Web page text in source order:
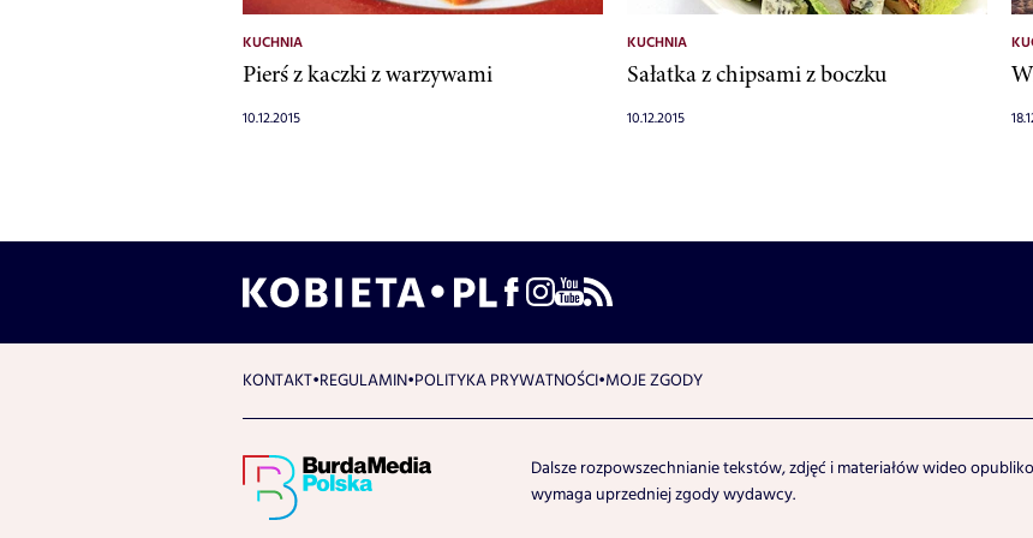
KUCHNIA
Pierś z kaczki z warzywami
10.12.2015
KUCHNIA
Sałatka z chipsami z boczku
10.12.2015
KONTAKT REGULAMIN POLITYKA PRYWATNOŚCI MOJE ZGODY
Dalsze rozpowszechnianie tekstów, zdjęć i materiałów wideo
wymaga uprzedniej zgody wydawcy.